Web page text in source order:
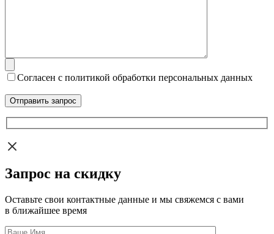
Согласен с политикой обработки персональных данных
Запрос на скидку
Оставьте свои контактные данные и мы свяжемся с вами
в ближайшее время